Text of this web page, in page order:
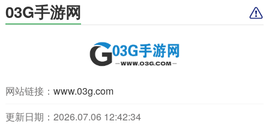
03G手游网
网站链接： www.03g.com
更新日期：2026.07.06 12:42:34